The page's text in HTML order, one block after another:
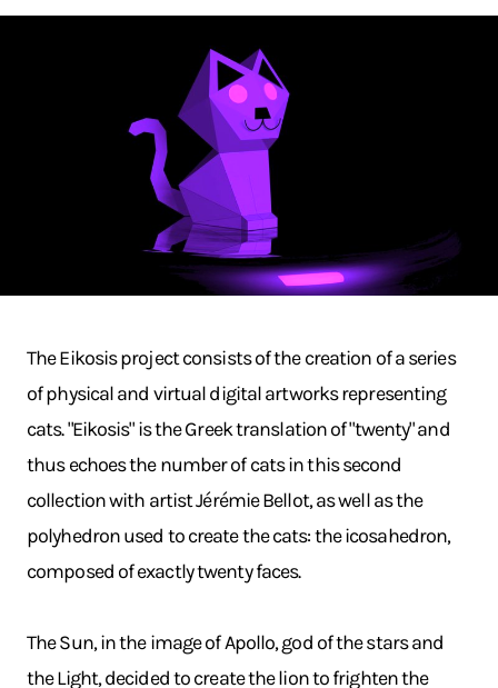
The Eikosis project consists of the creation of a series
of physical and virtual digital artworks representing
cats. "Eikosis" is the Greek translation of "twenty" and
thus echoes the number of cats in this second
collection with artist Jérémie Bellot, as well as the
polyhedron used to create the cats: the icosahedron,
composed of exactly twenty faces.
The Sun, in the image of Apollo, god of the stars and
the Light, decided to create the lion to frighten the